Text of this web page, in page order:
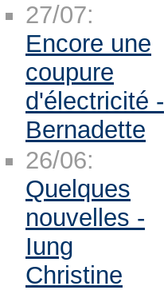
27/07:
Encore une
coupure
d'électricité -
Bernadette
26/06:
Quelques
nouvelles -
Iung
Christine